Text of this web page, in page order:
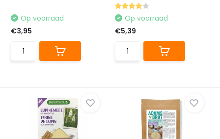
Op voorraad
€3,95
Op voorraad
€5,39